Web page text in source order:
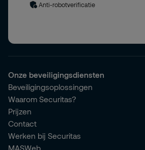
Anti-robotverificatie
Onze beveiligingsdiensten
Beveiligingsoplossingen
Waarom Securitas?
Prijzen
Contact
Werken bij Securitas
MASWeb